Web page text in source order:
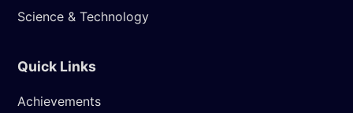
Science & Technology
Quick Links
Achievements